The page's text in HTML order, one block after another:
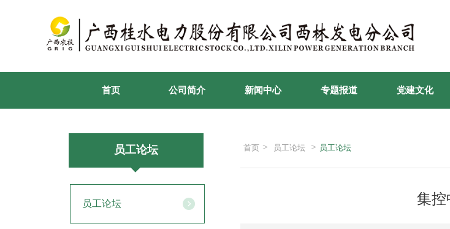
首页 公司简介 新闻中心 专题报道 党建文化
员工论坛
员工论坛
首页 > 员工论坛 > 员工论坛
集控